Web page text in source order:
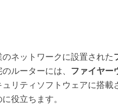
のネットワークに設置された
のルーターには、 ファイヤー
ュリティソフトウェアに搭載
に役立ちます。